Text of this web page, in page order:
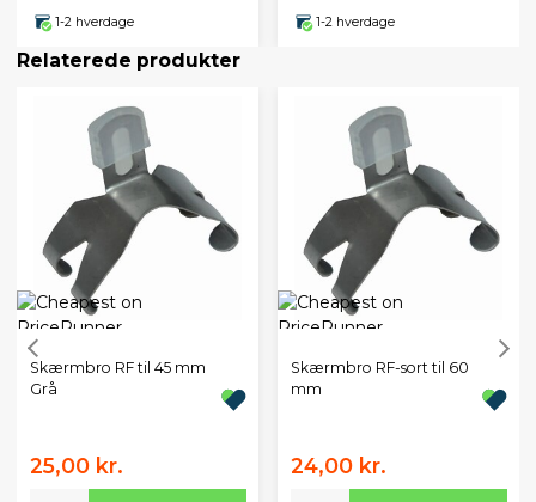
1-2 hverdage 1-2 hverdage
Relaterede produkter
Skærmbro RF til 45 mm
Grå
25,00 kr.
Skærmbro RF-sort til 60
mm
24,00 kr.